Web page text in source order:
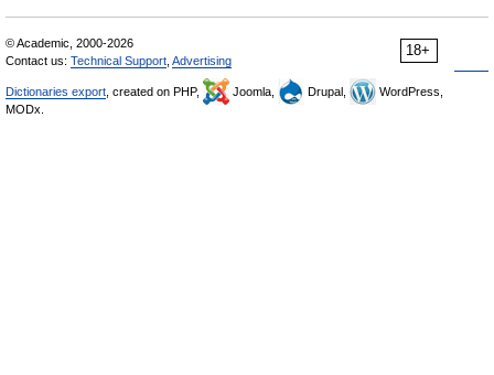
18+
© Academic, 2000-2026
Contact us: Technical Support Advertising
Dictionaries export , created on PHP, Joomla, Drupal,
WordPress,
MODx.